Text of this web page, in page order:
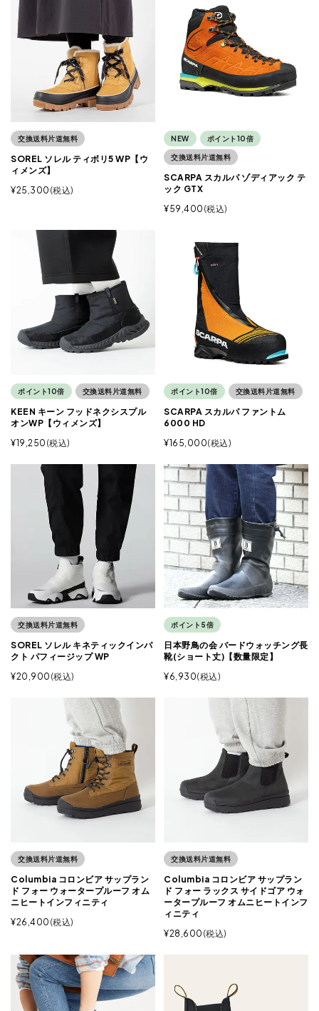
交換送料片道無料
SOREL ソレル ティボリ5 WP【ウ
ィメンズ】
¥25,300 税込
NEW ポイント10倍
交換送料片道無料
SCARPA スカルパ ゾディアック テ
ック GTX
¥59,400 税込
ポイント10倍 交換送料片道無料
KEEN キーン フッドネクシスプル
オンWP【ウィメンズ】
¥19,250 税込
ポイント10倍 交換送料片道無料
SCARPA スカルパ ファントム
6000 HD
¥165,000 税込
交換送料片道無料
SOREL ソレル キネティックインパ
クト パフィージップ WP
¥20,900 税込
ポイント5倍
日本野鳥の会 バードウォッチング長
靴(ショート丈)【数量限定】
¥6,930 税込
交換送料片道無料
Columbia コロンビア サップラン
ド フォー ウォータープルーフ オム
ニヒートインフィニティ
¥26,400 税込
交換送料片道無料
Columbia コロンビア サップラン
ド フォー ラックス サイドゴア ウォ
ータープルーフ オムニヒートインフ
ィニティ
¥28,600 税込